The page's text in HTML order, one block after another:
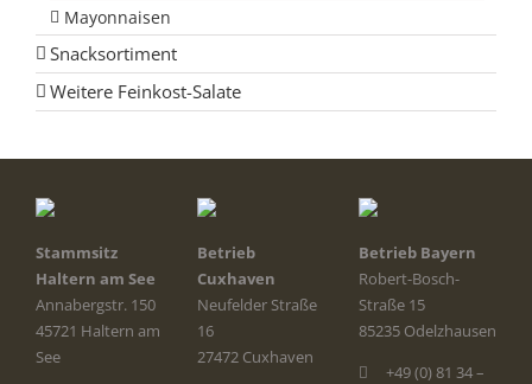
Mayonnaisen
Snacksortiment
Weitere Feinkost-Salate
Stammsitz
Haltern am See
Annabergstr. 150
45721 Haltern am
See
Betrieb
Cuxhaven
Neufelder Straße
16
27472 Cuxhaven
Betrieb Bayern
Robert-Bosch-
Straße 15
85235 Odelzhausen
+49 (0) 81 34 –